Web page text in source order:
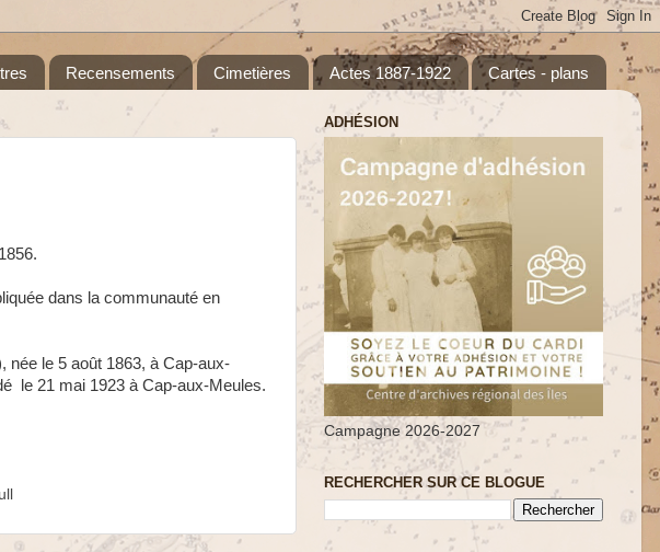
Recensements Cimetières Actes 1887-1922 Cartes - plans
dans la communauté en
née le 5 août 1863, à Cap-aux-
le 21 mai 1923 à Cap-aux-Meules.
ADHÉSION
Campagne 2026-2027
RECHERCHER SUR CE BLOGUE